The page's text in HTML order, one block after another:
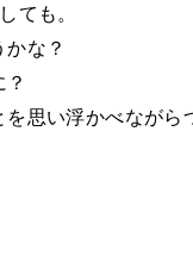
ても。
な？
を思い浮かべながら